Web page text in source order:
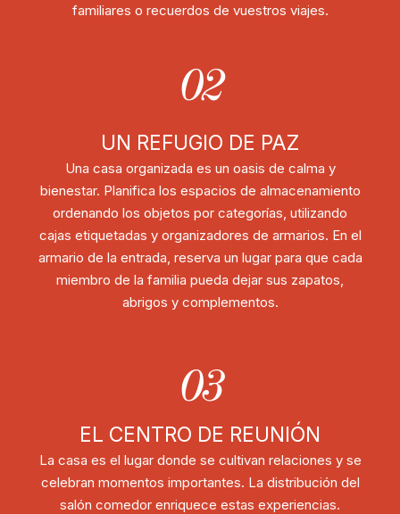
familiares o recuerdos de vuestros viajes.
02
UN REFUGIO DE PAZ
Una casa organizada es un oasis de calma y
bienestar. Planifica los espacios de almacenamiento
ordenando los objetos por categorías, utilizando
cajas etiquetadas y organizadores de armarios. En el
armario de la entrada, reserva un lugar para que cada
miembro de la familia pueda dejar sus zapatos,
abrigos y complementos.
03
EL CENTRO DE REUNIÓN
La casa es el lugar donde se cultivan relaciones y se
celebran momentos importantes. La distribución del
salón comedor enriquece estas experiencias.